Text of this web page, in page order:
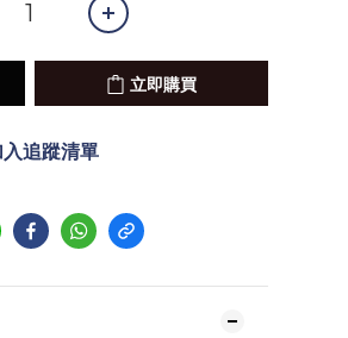
立即購買
入追蹤清單